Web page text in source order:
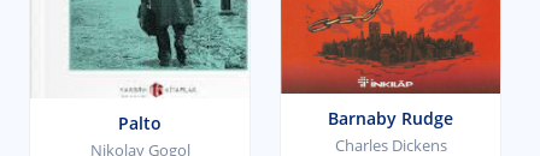
Palto
Nikolay Gogol
Barnaby Rudge
Charles Dickens